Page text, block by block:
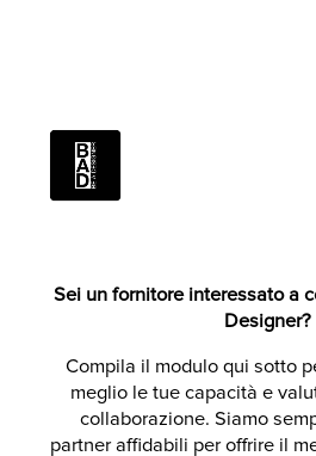
Sei un fornitore interessato a
Designer?
Compila il modulo qui sotto
meglio le tue capacità e
collaborazione. Siamo
partner affidabili per offrire il